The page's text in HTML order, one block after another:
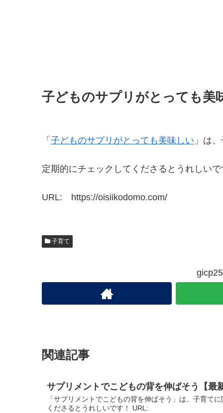
子どものサプリがとっても美
「 子どものサプリがとっても美味しい 」は
定期的にチェックしてくださるとうれしいで
URL: https://oisiikodomo.com/
子育て
関連記事
サプリメントでこどもの背を伸ばそう【最
「サプリメントでこどもの背を伸ばそう」は、子育て
くださるとうれしいです！ URL: